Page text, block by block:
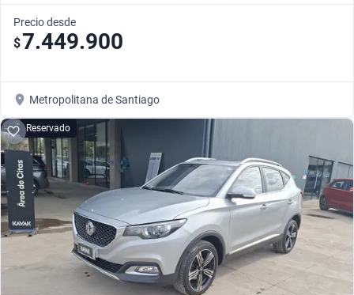
Precio desde
$7.449.900
Metropolitana de Santiago
Reservado